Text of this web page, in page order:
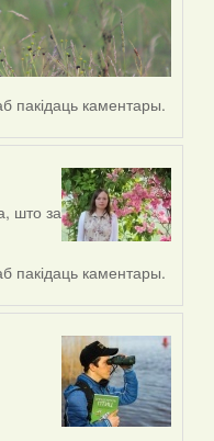
пакідаць каментары.
што за
пакідаць каментары.